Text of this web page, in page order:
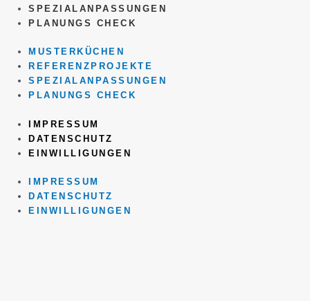
SPEZIALANPASSUNGEN
PLANUNGS CHECK
MUSTERKÜCHEN
REFERENZPROJEKTE
SPEZIALANPASSUNGEN
PLANUNGS CHECK
IMPRESSUM
DATENSCHUTZ
EINWILLIGUNGEN
IMPRESSUM
DATENSCHUTZ
EINWILLIGUNGEN